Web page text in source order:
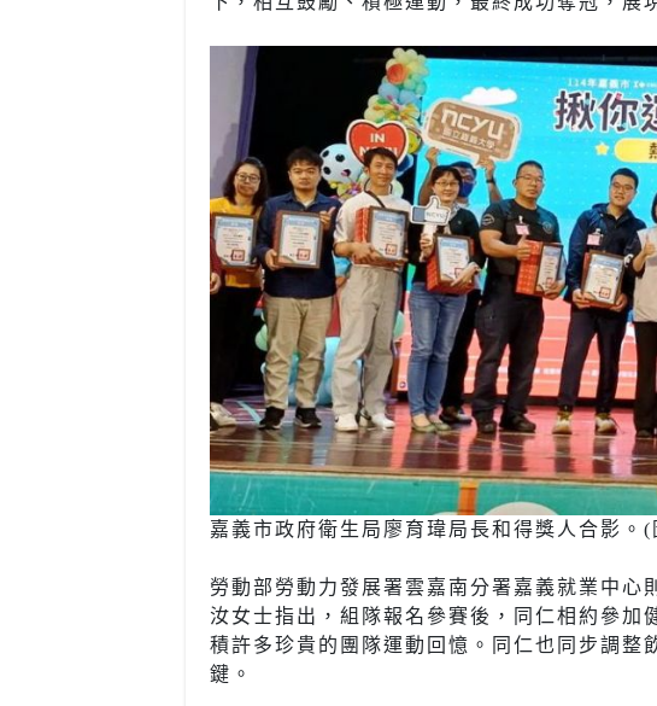
嘉義市政府衛生局廖育瑋局長和得獎人合影。
勞動部勞動力發展署雲嘉南分署嘉義就業中
汝女士指出，組隊報名參賽後，同仁相約參加
積許多珍貴的團隊運動回憶。同仁也同步調整
鍵。